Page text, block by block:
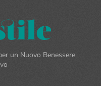
un Nuovo Benessere